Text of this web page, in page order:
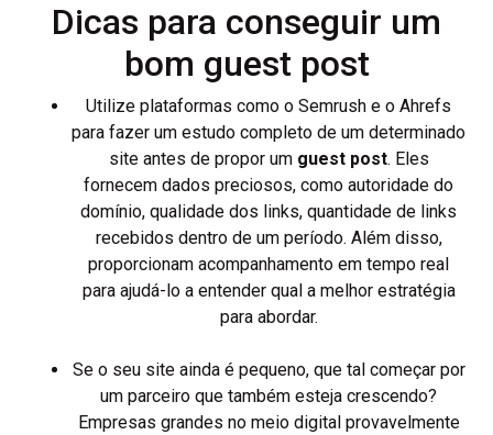
Dicas para conseguir um
bom guest post
Utilize plataformas como o Semrush e o Ahrefs
para fazer um estudo completo de um determinado
site antes de propor um guest post. Eles
fornecem dados preciosos, como autoridade do
domínio, qualidade dos links, quantidade de links
recebidos dentro de um período. Além disso,
proporcionam acompanhamento em tempo real
para ajudá-lo a entender qual a melhor estratégia
para abordar.
Se o seu site ainda é pequeno, que tal começar por
um parceiro que também esteja crescendo?
Empresas grandes no meio digital provavelmente